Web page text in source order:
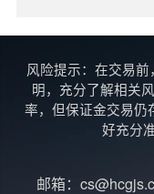
1. 风险控制 黄
应注意控制风险，
动导致的损失。
2. 保持冷静
风险提示：在交易
明，充分了解相关
率，但保证金交易仍
好充分
邮箱：